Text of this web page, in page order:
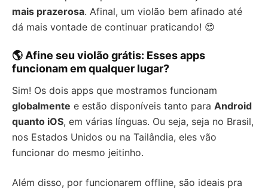
mais prazerosa. Afinal, um violão bem afinado até
dá mais vontade de continuar praticando! 😍
🌎 Afine seu violão grátis: Esses apps
funcionam em qualquer lugar?
Sim! Os dois apps que mostramos funcionam
globalmente e estão disponíveis tanto para Android
quanto iOS, em várias línguas. Ou seja, seja no Brasil,
nos Estados Unidos ou na Tailândia, eles vão
funcionar do mesmo jeitinho.
Além disso, por funcionarem offline, são ideais pra